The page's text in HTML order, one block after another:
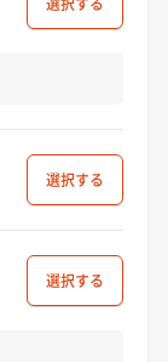
選択
選択